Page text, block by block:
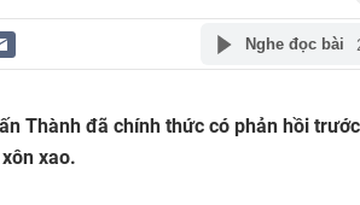
Nghe đọc bài
Thành đã chính thức có phản hồi
xao.